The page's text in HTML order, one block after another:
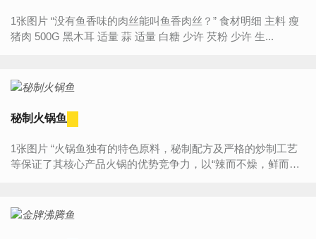
1张图片 “没有鱼香味的肉丝能叫鱼香肉丝？” 食材明细 主料 瘦
猪肉 500G 黑木耳 适量 蒜 适量 白糖 少许 芡粉 少许 生...
秘制火锅鱼
1张图片 “火锅鱼独有的特色原料，秘制配方及严格的炒制工艺
等保证了其核心产品火锅的优势竞争力，以“辣而不燥，鲜而不